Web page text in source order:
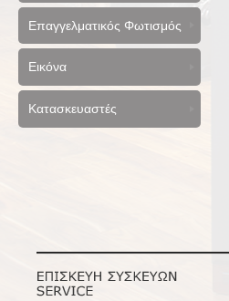
Επαγγελματικός Φωτισμός
Εικόνα
Κατασκευαστές